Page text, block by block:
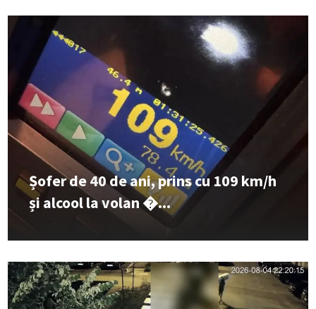
Șofer de 40 de ani, prins cu 109 km/h
și alcool la volan �...